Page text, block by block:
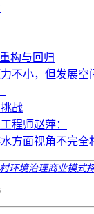
构与回归
不小，但发展空
战
程师赵萍：
方面视角不完全
环境治理商业模式